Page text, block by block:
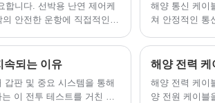
합니다. 선박용 난연 제어케
안전한 운항에 직접적인
해양 통신 케이
쳐 안정적인 통
속되는 이유
판 및 중요 시스템을 통해
이 전투 테스트를 거친 도
해양 전력 케
해양 전력 케이
양 전원 케이블